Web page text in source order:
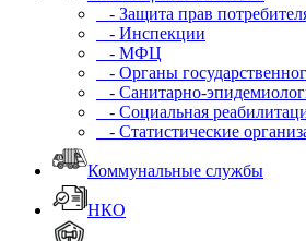
- Защита прав
- Инспекции
- МФЦ
- Органы
- Санитарно-
- Социальная
- Статистические
Коммунальные службы
НКО